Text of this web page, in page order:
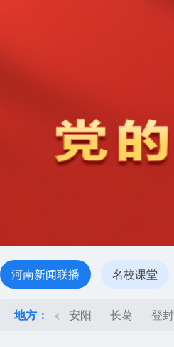
河南新闻联播 名校课堂
地方： < 安阳 长葛 登封